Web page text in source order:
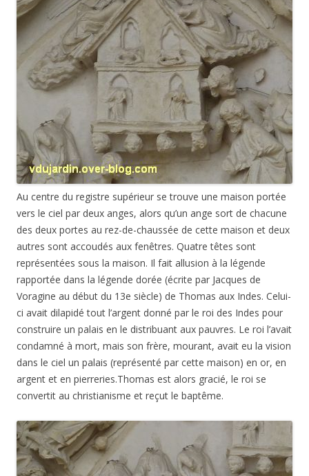
Au centre du registre supérieur se trouve une maison portée
vers le ciel par deux anges, alors qu’un ange sort de chacune
des deux portes au rez-de-chaussée de cette maison et deux
autres sont accoudés aux fenêtres. Quatre têtes sont
représentées sous la maison. Il fait allusion à la légende
rapportée dans la légende dorée (écrite par Jacques de
Voragine au début du 13e siècle) de Thomas aux Indes. Celui-
ci avait dilapidé tout l’argent donné par le roi des Indes pour
construire un palais en le distribuant aux pauvres. Le roi l’avait
condamné à mort, mais son frère, mourant, avait eu la vision
dans le ciel un palais (représenté par cette maison) en or, en
argent et en pierreries.Thomas est alors gracié, le roi se
convertit au christianisme et reçut le baptême.